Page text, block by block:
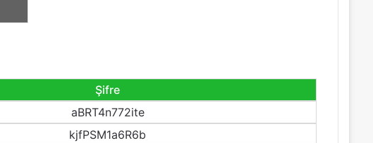
Şifre
aBRT4n772ite
kjfPSM1a6R6b